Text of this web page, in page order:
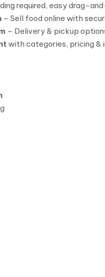
required, easy drag-
– Sell food online with
– Delivery & pickup
with categories, pricing &